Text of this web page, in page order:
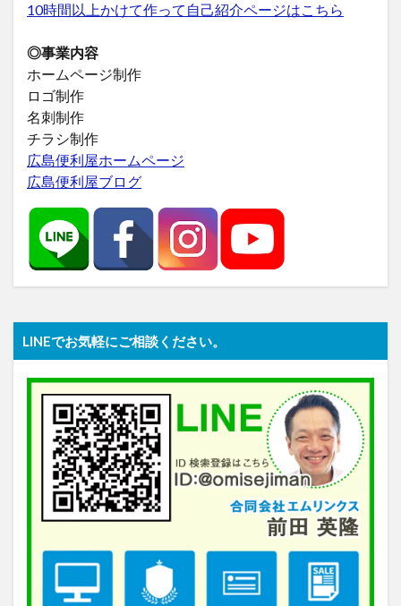
10時間以上かけて作って自己紹介ページはこちら
◎事業内容
ホームページ制作
ロゴ制作
名刺制作
チラシ制作
広島便利屋ホームページ
広島便利屋ブログ
LINEでお気軽にご相談ください。